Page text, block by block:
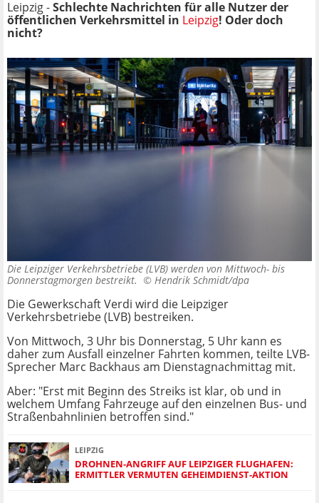
Leipzig -Schlechte Nachrichten für alle Nutzer der
öffentlichen Verkehrsmittel in Leipzig! Oder doch
nicht?
Die Leipziger Verkehrsbetriebe (LVB) werden von Mittwoch- bis
Donnerstagmorgen bestreikt. © Hendrik Schmidt/dpa
Die Gewerkschaft Verdi wird die Leipziger
Verkehrsbetriebe (LVB) bestreiken.
Von Mittwoch, 3 Uhr bis Donnerstag, 5 Uhr kann es
daher zum Ausfall einzelner Fahrten kommen, teilte LVB-
Sprecher Marc Backhaus am Dienstagnachmittag mit.
Aber: "Erst mit Beginn des Streiks ist klar, ob und in
welchem Umfang Fahrzeuge auf den einzelnen Bus- und
Straßenbahnlinien betroffen sind."
LEIPZIG
DROHNEN-ANGRIFF AUF LEIPZIGER FLUGHAFEN:
ERMITTLER VERMUTEN GEHEIMDIENST-AKTION